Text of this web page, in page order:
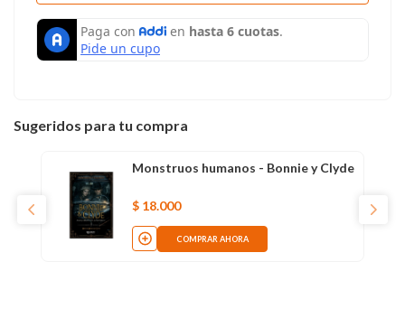
Sugeridos para tu compra
Monstruos humanos - Bonnie y Clyde
$ 18.000
COMPRAR AHORA